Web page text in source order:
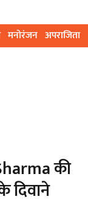
मनोरंजन अपराजिता
की